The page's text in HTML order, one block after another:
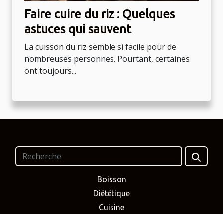
Faire cuire du riz : Quelques
astuces qui sauvent
La cuisson du riz semble si facile pour de
nombreuses personnes. Pourtant, certaines
ont toujours...
Boisson
Diététique
Cuisine